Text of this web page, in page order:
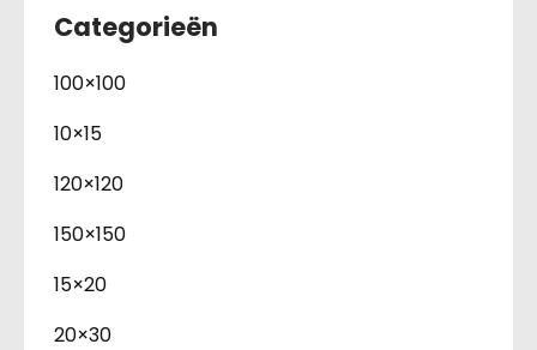
Categorieën
100×100
10×15
120×120
150×150
15×20
20×30